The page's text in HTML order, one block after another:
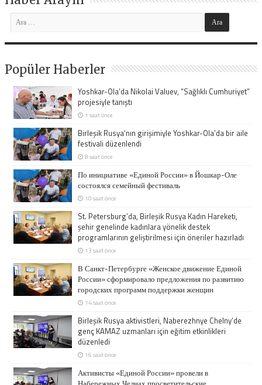
Popüler Haberler
Yoshkar-Ola’da Nikolai Valuev, “Sağlıklı Cumhuriyet”
projesiyle tanıştı
1 saat önce
Birleşik Rusya’nın girişimiyle Yoshkar-Ola’da bir aile
festivali düzenlendi
8 saat önce
По инициативе «Единой России» в Йошкар-Оле
состоялся семейный фестиваль
10 saat önce
St. Petersburg’da, Birleşik Rusya Kadın Hareketi,
şehir genelinde kadınlara yönelik destek
programlarının geliştirilmesi için öneriler hazırladı
13 saat önce
В Санкт-Петербурге «Женское движение Единой
России» сформировало предложения по развитию
городских программ поддержки женщин
14 saat önce
Birleşik Rusya aktivistleri, Naberezhnye Chelny’de
genç KAMAZ uzmanları için eğitim etkinlikleri
düzenledi
16 saat önce
Активисты «Единой России» провели в